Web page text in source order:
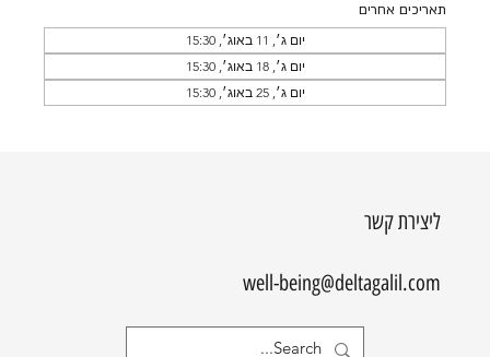
תאריכים אחרים
יום ג׳, 11 באוג׳, 15:30
יום ג׳, 18 באוג׳, 15:30
יום ג׳, 25 באוג׳, 15:30
ליצירת קשר
well-being@deltagalil.com